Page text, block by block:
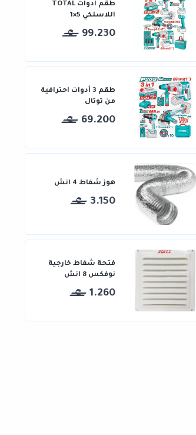
طقم أدوات TOTAL
اللاسلكي 5×1
99.230
طقم 3 أدوات احترافية
من توتال
69.200
هوز شفاط 4 انش
3.150
فتحة شفاط خارجية
نوفكس 8 انش
1.260